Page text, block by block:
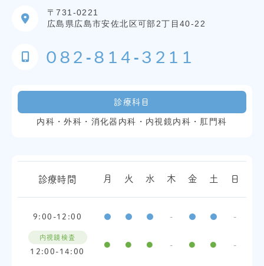
〒731-0221
広島県広島市安佐北区可部2丁目40-22
082-814-3211
診療科目
内科・外科・消化器内科・内視鏡内科・肛門科
診療時間 月 火 水 木 金 土 日
9:00-12:00 ● ● ● - ● ● -
内視鏡検査
12:00-14:00
● ● ● - ● ● -